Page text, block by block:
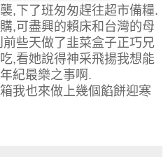
,下了班匆匆趕往超市備糧.
,可盡興的賴床和台灣的母
些天做了韭菜盒子正巧兄
,看她說得神采飛揚我想能
紀最樂之事啊.
我也來做上幾個餡餅迎寒